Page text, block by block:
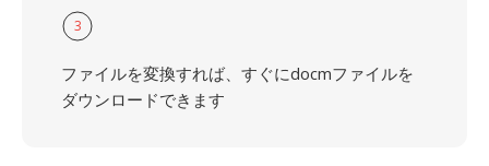
3
ファイルを変換すれば、すぐにdocmファイルを
ダウンロードできます